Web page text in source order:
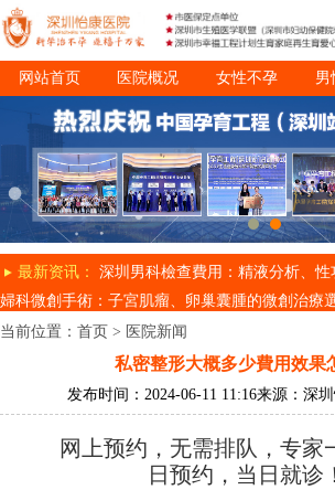
网站首页 医院概况 女性不孕 男
诊疗项目 就医指南
最新资讯： 深圳男科檢查費用：精液分析、
婦科微創手術：子宮肌瘤、卵巢囊腫的微創治療
当前位置： 首页 > 医院新闻
私密整形大概多少費用效果
发布时间：2024-06-11 11:16来源：深
网上预约，无需排队，专家
日预约，当日就诊！